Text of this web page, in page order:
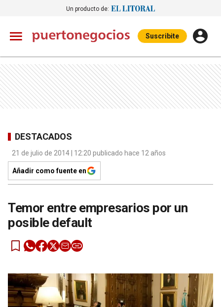
Un producto de:
Suscribite
DESTACADOS
21 de julio de 2014 | 12:20 publicado hace 12 años
Añadir como fuente en
Temor entre empresarios por un
posible default